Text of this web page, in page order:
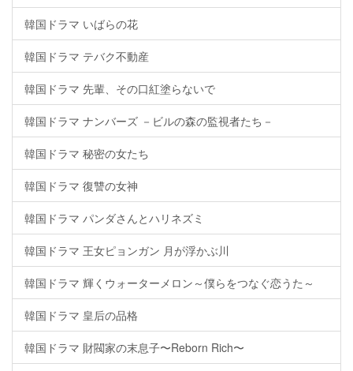
韓国ドラマ いばらの花
韓国ドラマ テバク不動産
韓国ドラマ 先輩、その口紅塗らないで
韓国ドラマ ナンバーズ －ビルの森の監視者たち－
韓国ドラマ 秘密の女たち
韓国ドラマ 復讐の女神
韓国ドラマ パンダさんとハリネズミ
韓国ドラマ 王女ピョンガン 月が浮かぶ川
韓国ドラマ 輝くウォーターメロン～僕らをつなぐ恋うた～
韓国ドラマ 皇后の品格
韓国ドラマ 財閥家の末息子〜Reborn Rich〜